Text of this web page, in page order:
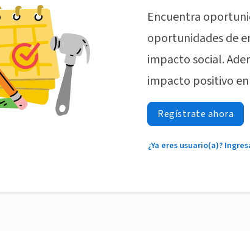
Encuentra
oportunidades de
impacto social.
impacto positivo
Regístrate ahora
¿Ya eres usuario(a)?